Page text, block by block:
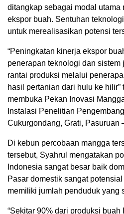
ditangkap sebagai modal utama
ekspor buah. Sentuhan
untuk merealisasikan potensi
“Peningkatan kinerja ekspor
penerapan teknologi dan sistem
rantai produksi melalui
hasil pertanian dari hulu ke hilir”
membuka Pekan Inovasi
Instalasi Penelitian
Cukurgondang, Grati, Pasuruan
Di kebun percobaan mangga
tersebut, Syahrul mengatakan
Indonesia sangat besar baik
Pasar domestik sangat
memiliki jumlah penduduk yang
“Sekitar 90% dari produksi